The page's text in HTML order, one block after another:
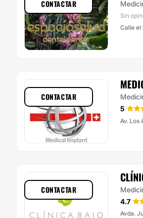
Sin
Calle el
CONTACTAR
5
Av. Los
CONTACTAR
4.7
Avda.
CONTACTAR